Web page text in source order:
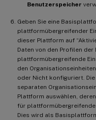
Benutzerspeicher
Geben Sie eine
plattformübergreifender
dieser Plattform auf
Daten von den Profilen
plattformübergreifende
den
oder Nicht konfiguriert.
separaten
Plattform auswählen,
für plattformübergreifende
Dies wird als